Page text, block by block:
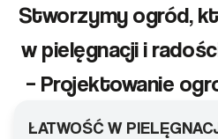
Stworzymy ogród,
w pielęgnacji i
– Projektowanie
ŁATWOŚĆ W